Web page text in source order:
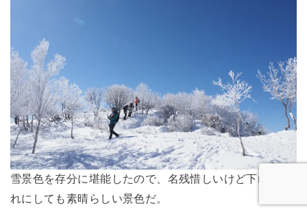
雪景色を存分に堪能したので、名残惜しいけど下山。そ
れにしても素晴らしい景色だ。